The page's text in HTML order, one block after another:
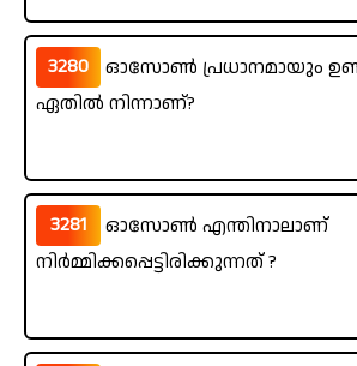
3280
ഓസോൺ പ്രധാനമായും
ഏതിൽ നിന്നാണ്?
3281
ഓസോൺ എന്തിനാലാണ്
നിർമ്മിക്കപ്പെട്ടിരിക്കുന്നത് ?